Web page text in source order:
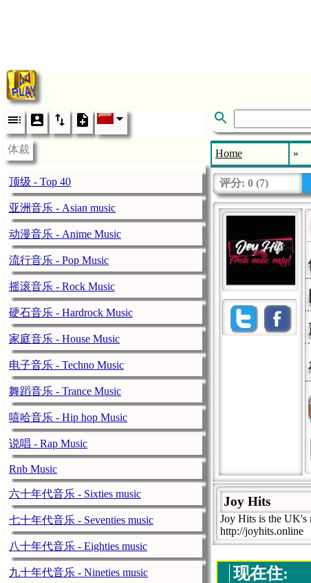
体裁
顶级 - Top 40
亚洲音乐 - Asian music
动漫音乐 - Anime Music
流行音乐 - Pop Music
摇滚音乐 - Rock Music
硬石音乐 - Hardrock Music
家庭音乐 - House Music
电子音乐 - Techno Music
舞蹈音乐 - Trance Music
嘻哈音乐 - Hip hop Music
说唱 - Rap Music
Rnb Music
六十年代音乐 - Sixties music
七十年代音乐 - Seventies music
八十年代音乐 - Eighties music
九十年代音乐 - Nineties music
Home »
评分: 0 (7)
Joy Hits
Joy Hits is the UK's
http://joyhits.online
现在住: